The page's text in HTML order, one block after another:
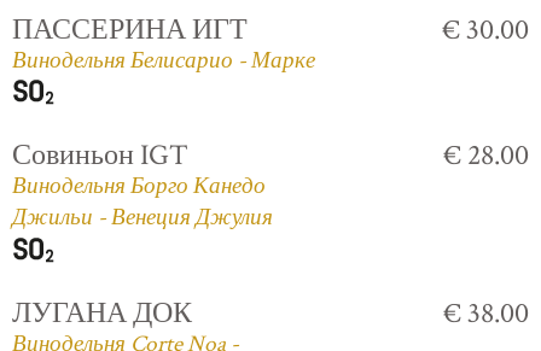
ПАССЕРИНА ИГТ
Винодельня Белисарио - Марке
€ 30.00
Совиньон IGT
Винодельня Борго Канедо
Джильи - Венеция Джулия
€ 28.00
ЛУГАНА ДОК
Винодельня Corte Noa -
€ 38.00